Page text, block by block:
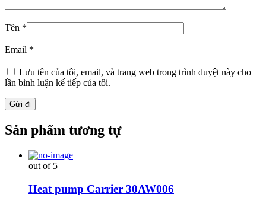
Tên *
Email *
Lưu tên của tôi, email, và trang web trong trình duyệt này cho
lần bình luận kế tiếp của tôi.
Sản phẩm tương tự
out of 5
Heat pump Carrier 30AW006